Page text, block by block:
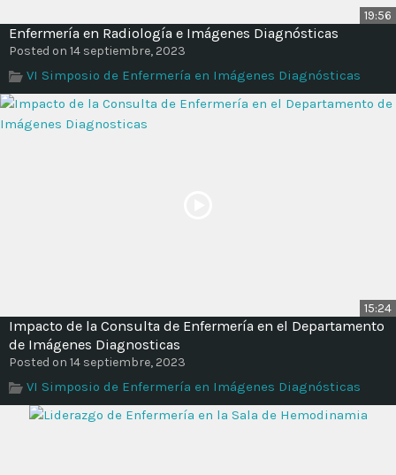
19:56
Enfermería en Radiología e Imágenes Diagnósticas
Posted on 14 septiembre, 2023
VI Simposio de Enfermería en Imágenes Diagnósticas
15:24
Impacto de la Consulta de Enfermería en el Departamento
de Imágenes Diagnosticas
Posted on 14 septiembre, 2023
VI Simposio de Enfermería en Imágenes Diagnósticas